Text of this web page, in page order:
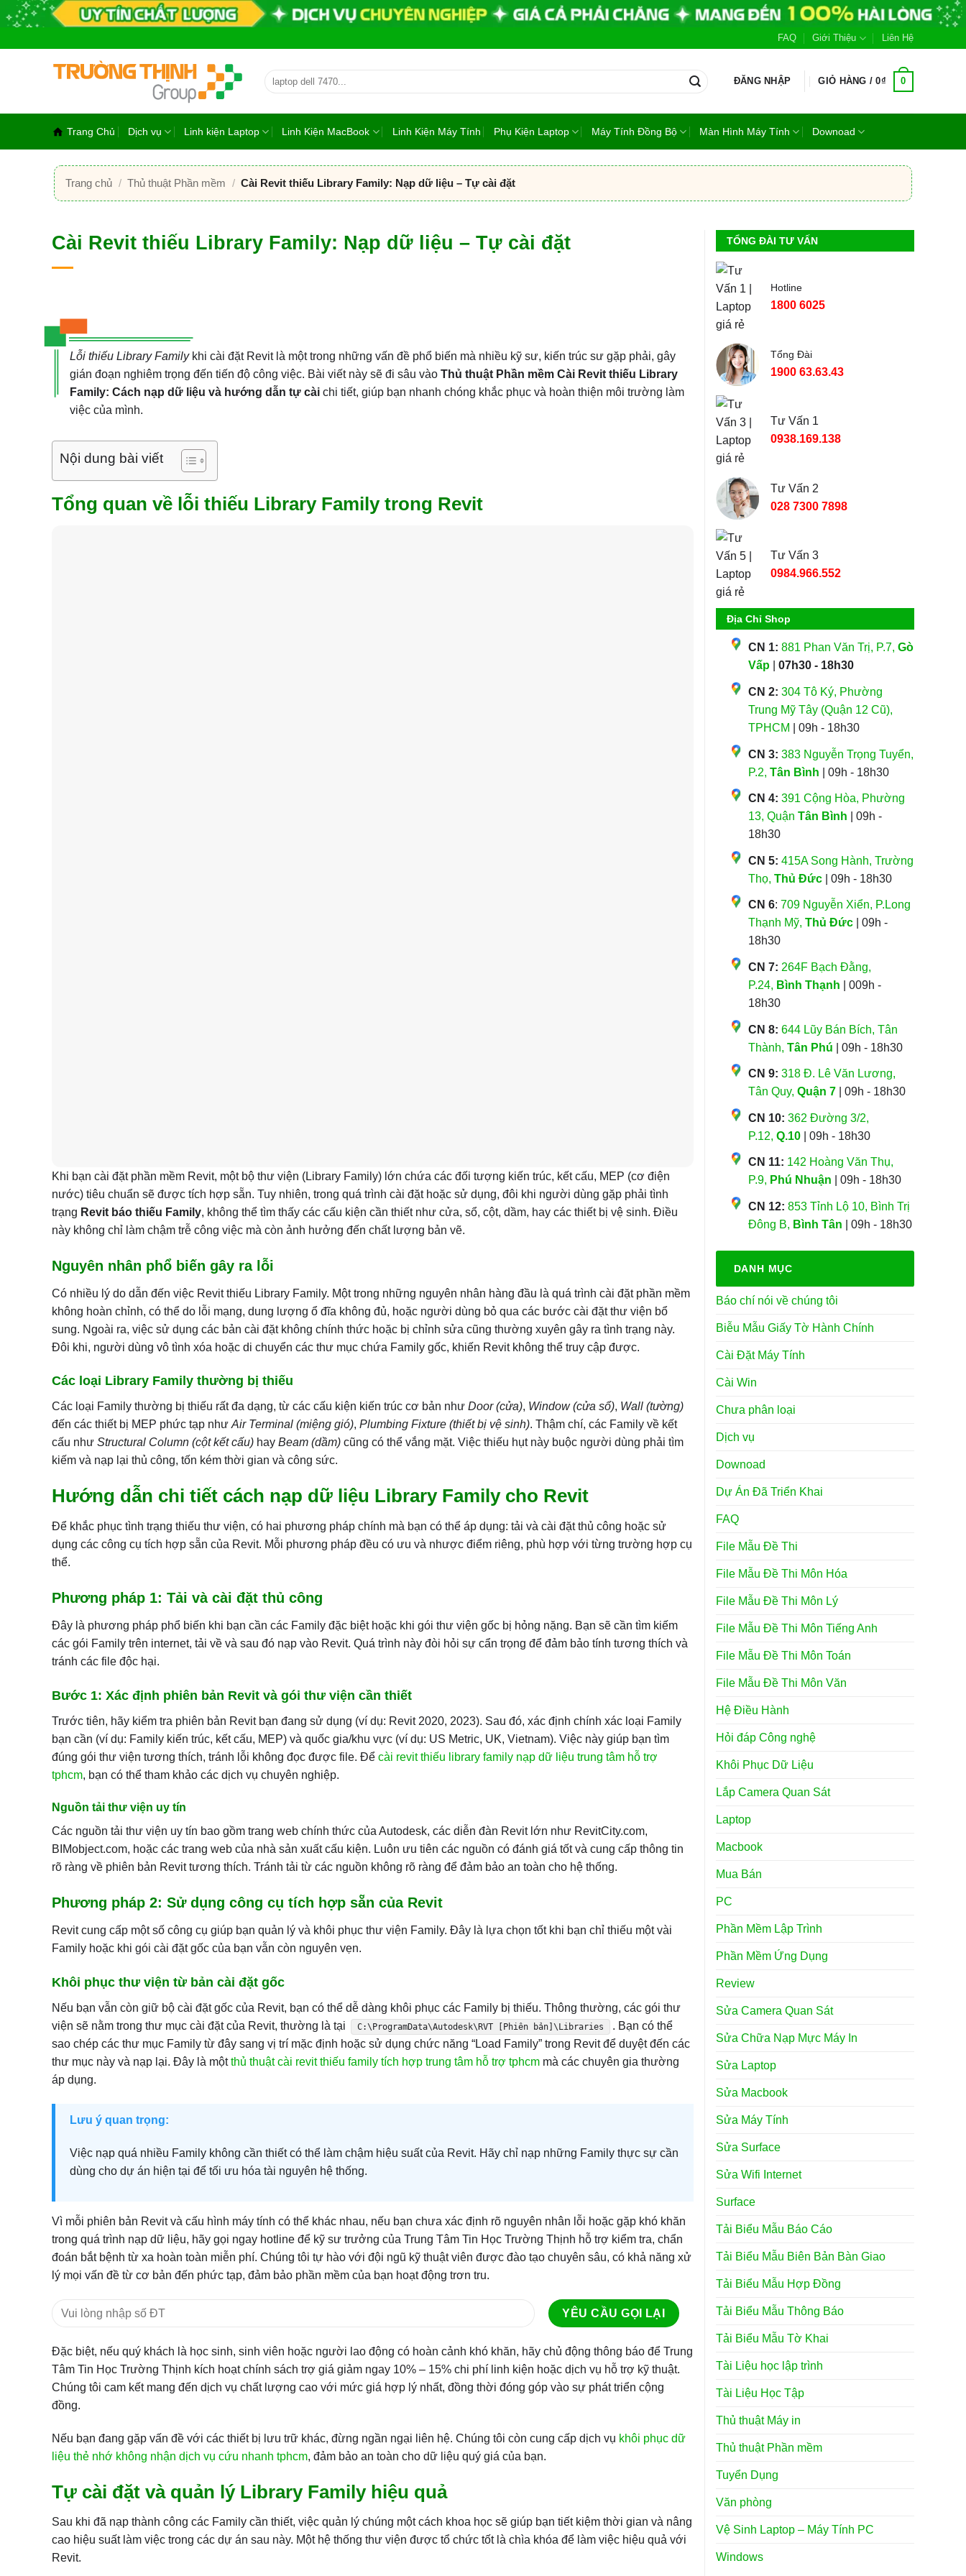
qua
FAQ Giới Thiệu Liên Hệ
Tìm
kiếm:
ĐĂNG NHẬP GIỎ HÀNG /0₫ 0
Trang Chủ Dịch vụ Linh kiện Laptop Linh Kiện MacBook Linh Kiện Máy Tính Phụ Kiện Laptop Máy Tính Đồng Bộ Màn Hình Máy Tính Downoad
Trang chủ / Thủ thuật Phần mềm / Cài Revit thiếu Library Family: Nạp dữ liệu – Tự cài đặt
Cài Revit thiếu Library Family: Nạp dữ liệu – Tự cài đặt
Lỗi thiếu Library Familykhi cài đặt Revit là một trong những vấn đề phổ biến mà nhiều kỹ sư, kiến trúc sư gặp phải, gây
gián đoạn nghiêm trọng đến tiến độ công việc. Bài viết này sẽ đi sâu vào Thủ thuật Phần mềm Cài Revit thiếu Library
Family: Cách nạp dữ liệu và hướng dẫn tự cài chi tiết, giúp bạn nhanh chóng khắc phục và hoàn thiện môi trường làm
việc của mình.
Nội dung bài viết
Tổng quan về lỗi thiếu Library Family trong Revit
Khi bạn cài đặt phần mềm Revit, một bộ thư viện (Library Family) lớn chứa các đối tượng kiến trúc, kết cấu, MEP (cơ điện
nước) tiêu chuẩn sẽ được tích hợp sẵn. Tuy nhiên, trong quá trình cài đặt hoặc sử dụng, đôi khi người dùng gặp phải tình
trạng Revit báo thiếu Family, không thể tìm thấy các cấu kiện cần thiết như cửa, sổ, cột, dầm, hay các thiết bị vệ sinh. Điều
này không chỉ làm chậm trễ công việc mà còn ảnh hưởng đến chất lượng bản vẽ.
Nguyên nhân phổ biến gây ra lỗi
Có nhiều lý do dẫn đến việc Revit thiếu Library Family. Một trong những nguyên nhân hàng đầu là quá trình cài đặt phần mềm
không hoàn chỉnh, có thể do lỗi mạng, dung lượng ổ đĩa không đủ, hoặc người dùng bỏ qua các bước cài đặt thư viện bổ
sung. Ngoài ra, việc sử dụng các bản cài đặt không chính thức hoặc bị chỉnh sửa cũng thường xuyên gây ra tình trạng này.
Đôi khi, người dùng vô tình xóa hoặc di chuyển các thư mục chứa Family gốc, khiến Revit không thể truy cập được.
Các loại Library Family thường bị thiếu
Các loại Family thường bị thiếu rất đa dạng, từ các cấu kiện kiến trúc cơ bản như Door (cửa), Window (cửa sổ), Wall (tường)
đến các thiết bị MEP phức tạp như Air Terminal (miệng gió), Plumbing Fixture (thiết bị vệ sinh). Thậm chí, các Family về kết
cấu như Structural Column (cột kết cấu) hay Beam (dầm) cũng có thể vắng mặt. Việc thiếu hụt này buộc người dùng phải tìm
kiếm và nạp lại thủ công, tốn kém thời gian và công sức.
Hướng dẫn chi tiết cách nạp dữ liệu Library Family cho Revit
Để khắc phục tình trạng thiếu thư viện, có hai phương pháp chính mà bạn có thể áp dụng: tải và cài đặt thủ công hoặc sử
dụng các công cụ tích hợp sẵn của Revit. Mỗi phương pháp đều có ưu và nhược điểm riêng, phù hợp với từng trường hợp cụ
thể.
Phương pháp 1: Tải và cài đặt thủ công
Đây là phương pháp phổ biến khi bạn cần các Family đặc biệt hoặc khi gói thư viện gốc bị hỏng nặng. Bạn sẽ cần tìm kiếm
các gói Family trên internet, tải về và sau đó nạp vào Revit. Quá trình này đòi hỏi sự cẩn trọng để đảm bảo tính tương thích và
tránh các file độc hại.
Bước 1: Xác định phiên bản Revit và gói thư viện cần thiết
Trước tiên, hãy kiểm tra phiên bản Revit bạn đang sử dụng (ví dụ: Revit 2020, 2023). Sau đó, xác định chính xác loại Family
bạn cần (ví dụ: Family kiến trúc, kết cấu, MEP) và quốc gia/khu vực (ví dụ: US Metric, UK, Vietnam). Việc này giúp bạn tìm
đúng gói thư viện tương thích, tránh lỗi không đọc được file. Để cài revit thiếu library family nạp dữ liệu trung tâm hỗ trợ
tphcm, bạn có thể tham khảo các dịch vụ chuyên nghiệp.
Nguồn tải thư viện uy tín
Các nguồn tải thư viện uy tín bao gồm trang web chính thức của Autodesk, các diễn đàn Revit lớn như RevitCity.com,
BIMobject.com, hoặc các trang web của nhà sản xuất cấu kiện. Luôn ưu tiên các nguồn có đánh giá tốt và cung cấp thông tin
rõ ràng về phiên bản Revit tương thích. Tránh tải từ các nguồn không rõ ràng để đảm bảo an toàn cho hệ thống.
Phương pháp 2: Sử dụng công cụ tích hợp sẵn của Revit
Revit cung cấp một số công cụ giúp bạn quản lý và khôi phục thư viện Family. Đây là lựa chọn tốt khi bạn chỉ thiếu một vài
Family hoặc khi gói cài đặt gốc của bạn vẫn còn nguyên vẹn.
Khôi phục thư viện từ bản cài đặt gốc
Nếu bạn vẫn còn giữ bộ cài đặt gốc của Revit, bạn có thể dễ dàng khôi phục các Family bị thiếu. Thông thường, các gói thư
viện sẽ nằm trong thư mục cài đặt của Revit, thường là tại
C:\ProgramData\Autodesk\RVT [Phiên bản]\Libraries
. Bạn có thể
sao chép các thư mục Family từ đây sang vị trí mặc định hoặc sử dụng chức năng “Load Family” trong Revit để duyệt đến các
thư mục này và nạp lại. Đây là mộtthủ thuật cài revit thiếu family tích hợp trung tâm hỗ trợ tphcm mà các chuyên gia thường
áp dụng.
Lưu ý quan trọng:
Việc nạp quá nhiều Family không cần thiết có thể làm chậm hiệu suất của Revit. Hãy chỉ nạp những Family thực sự cần
dùng cho dự án hiện tại để tối ưu hóa tài nguyên hệ thống.
Vì mỗi phiên bản Revit và cấu hình máy tính có thể khác nhau, nếu bạn chưa xác định rõ nguyên nhân lỗi hoặc gặp khó khăn
trong quá trình nạp dữ liệu, hãy gọi ngay hotline để kỹ sư trưởng của Trung Tâm Tin Học Trường Thịnh hỗ trợ kiểm tra, chẩn
đoán bắt bệnh từ xa hoàn toàn miễn phí. Chúng tôi tự hào với đội ngũ kỹ thuật viên được đào tạo chuyên sâu, có khả năng xử
lý mọi vấn đề từ cơ bản đến phức tạp, đảm bảo phần mềm của bạn hoạt động trơn tru.
Đặc biệt, nếu quý khách là học sinh, sinh viên hoặc người lao động có hoàn cảnh khó khăn, hãy chủ động thông báo để Trung
Tâm Tin Học Trường Thịnh kích hoạt chính sách trợ giá giảm ngay 10% – 15% chi phí linh kiện hoặc dịch vụ hỗ trợ kỹ thuật.
Chúng tôi cam kết mang đến dịch vụ chất lượng cao với mức giá hợp lý nhất, đồng thời đóng góp vào sự phát triển cộng
đồng.
Nếu bạn đang gặp vấn đề với các thiết bị lưu trữ khác, đừng ngần ngại liên hệ. Chúng tôi còn cung cấp dịch vụ khôi phục dữ
liệu thẻ nhớ không nhận dịch vụ cứu nhanh tphcm, đảm bảo an toàn cho dữ liệu quý giá của bạn.
Tự cài đặt và quản lý Library Family hiệu quả
Sau khi đã nạp thành công các Family cần thiết, việc quản lý chúng một cách khoa học sẽ giúp bạn tiết kiệm thời gian và nâng
cao hiệu suất làm việc trong các dự án sau này. Một hệ thống thư viện được tổ chức tốt là chìa khóa để làm việc hiệu quả với
Revit.
TỔNG ĐÀI TƯ VẤN
Hotline
1800 6025
Tổng Đài
1900 63.63.43
Tư Vấn 1
0938.169.138
Tư Vấn 2
028 7300 7898
Tư Vấn 3
0984.966.552
Địa Chỉ Shop
CN 1: 881 Phan Văn Trị, P.7, Gò
Vấp| 07h30 - 18h30
CN 2: 304 Tô Ký, Phường
Trung Mỹ Tây (Quận 12 Cũ),
TPHCM | 09h - 18h30
CN 3: 383 Nguyễn Trọng Tuyển,
P.2, Tân Bình | 09h - 18h30
CN 4: 391 Cộng Hòa, Phường
13, Quận Tân Bình | 09h -
18h30
CN 5: 415A Song Hành, Trường
Thọ, Thủ Đức| 09h - 18h30
CN 6: 709 Nguyễn Xiển, P.Long
Thạnh Mỹ, Thủ Đức| 09h -
18h30
CN 7: 264F Bạch Đằng,
P.24, Bình Thạnh | 009h -
18h30
CN 8: 644 Lũy Bán Bích, Tân
Thành, Tân Phú | 09h - 18h30
CN 9: 318 Đ. Lê Văn Lương,
Tân Quy, Quận 7| 09h - 18h30
CN 10: 362 Đường 3/2,
P.12, Q.10| 09h - 18h30
CN 11: 142 Hoàng Văn Thụ,
P.9, Phú Nhuận | 09h - 18h30
CN 12: 853 Tỉnh Lộ 10, Bình Trị
Đông B, Bình Tân | 09h - 18h30
DANH MỤC
Báo chí nói về chúng tôi
Biễu Mẫu Giấy Tờ Hành Chính
Cài Đặt Máy Tính
Cài Win
Chưa phân loại
Dịch vụ
Downoad
Dự Án Đã Triển Khai
FAQ
File Mẫu Đề Thi
File Mẫu Đề Thi Môn Hóa
File Mẫu Đề Thi Môn Lý
File Mẫu Đề Thi Môn Tiếng Anh
File Mẫu Đề Thi Môn Toán
File Mẫu Đề Thi Môn Văn
Hệ Điều Hành
Hỏi đáp Công nghệ
Khôi Phục Dữ Liệu
Lắp Camera Quan Sát
Laptop
Macbook
Mua Bán
PC
Phần Mềm Lập Trình
Phần Mềm Ứng Dụng
Review
Sửa Camera Quan Sát
Sửa Chữa Nạp Mực Máy In
Sửa Laptop
Sửa Macbook
Sửa Máy Tính
Sửa Surface
Sửa Wifi Internet
Surface
Tải Biểu Mẫu Báo Cáo
Tải Biểu Mẫu Biên Bản Bàn Giao
Tải Biểu Mẫu Hợp Đồng
Tải Biểu Mẫu Thông Báo
Tải Biểu Mẫu Tờ Khai
Tài Liệu học lập trình
Tài Liệu Học Tập
Thủ thuật Máy in
Thủ thuật Phần mềm
Tuyển Dụng
Văn phòng
Vệ Sinh Laptop – Máy Tính PC
Windows